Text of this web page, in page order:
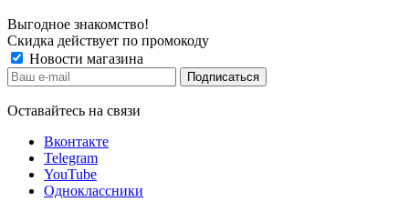
Выгодное знакомство!
Скидка действует по промокоду
Новости магазина
Оставайтесь на связи
Вконтакте
Telegram
YouTube
Одноклассники